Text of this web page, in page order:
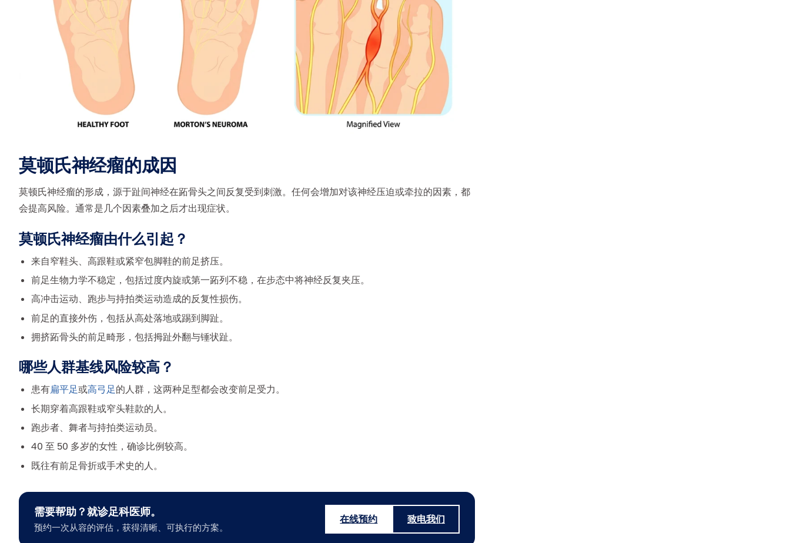
莫顿氏神经瘤的成因
莫顿氏神经瘤的形成，源于趾间神经在跖骨头之间反复受到刺激。任何会增加对该神经压迫或牵拉的因素，都
会提高风险。通常是几个因素叠加之后才出现症状。
莫顿氏神经瘤由什么引起？
来自窄鞋头、高跟鞋或紧窄包脚鞋的前足挤压。
前足生物力学不稳定，包括过度内旋或第一跖列不稳，在步态中将神经反复夹压。
高冲击运动、跑步与持拍类运动造成的反复性损伤。
前足的直接外伤，包括从高处落地或踢到脚趾。
拥挤跖骨头的前足畸形，包括拇趾外翻与锤状趾。
哪些人群基线风险较高？
患有扁平足或高弓足的人群，这两种足型都会改变前足受力。
长期穿着高跟鞋或窄头鞋款的人。
跑步者、舞者与持拍类运动员。
40 至 50 多岁的女性，确诊比例较高。
既往有前足骨折或手术史的人。
需要帮助？就诊足科医师。
预约一次从容的评估，获得清晰、可执行的方案。
在线预约 致电我们